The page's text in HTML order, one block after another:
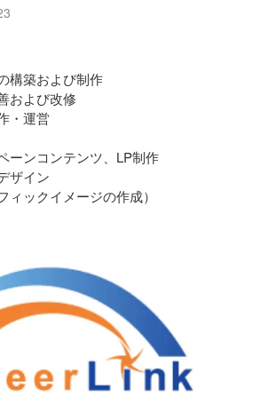
構築および制作
および改修
・運営
ーンコンテンツ、LP制作
ザイン
ィックイメージの作成）